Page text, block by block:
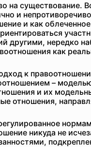
на существование.
и
и как
другими, нередко
как
к
–
и их
отношения,
никуда не